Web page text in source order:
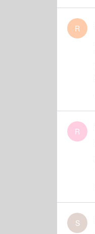
R
R
S